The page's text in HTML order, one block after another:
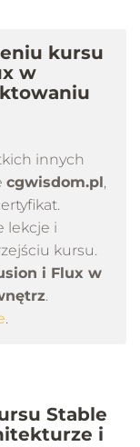
kursu
w
innych
cgwisdom.pl,
lekcje i
kursu.
i Flux w
.
.
Stable
i